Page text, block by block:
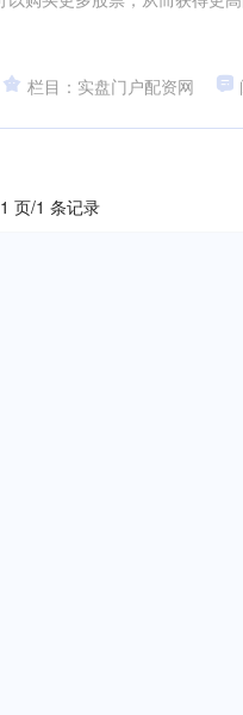
栏目：实盘门户配资网
页/1 条记录